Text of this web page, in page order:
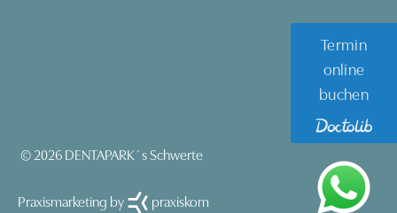
Termin
online
buchen
© 2026 DENTAPARK´s Schwerte
Praxismarketing by praxiskom